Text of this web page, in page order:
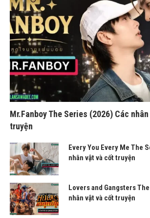
Mr.Fanboy The Series (2026) Các
truyện
Every You Every Me The
nhân vật và cốt truyện
Lovers and Gangsters
nhân vật và cốt truyện